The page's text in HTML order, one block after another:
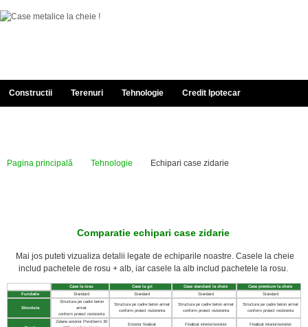
Constructii Terenuri Tehnologie Credit Ipotecar
Pagina principală Tehnologie Echipari case zidarie
Comparatie echipari case zidarie
Mai jos puteti vizualiza detalii legate de echiparile noastre. Casele la cheie
includ pachetele de rosu + alb, iar casele la alb includ pachetele la rosu.
Case la rosu Case la gri Case standard la cheie
Case premium la cheie
Fundatie
Standard Standard Standard Standard
Structura
Structura pe cadre beton
armat
conform proiect rezistenta
Structura pe cadre beton armat
conform proiect rezistenta
Structura pe cadre beton armat
conform proiect rezistenta
Structura pe cadre beton armat
conform proiect rezistenta
Zidarie exterior Porotherm 30
Exterior finalizat
Finalizat interior/exterior
Finalizat interior/exterior